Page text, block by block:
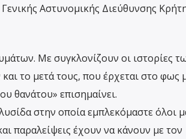
Αστυνομικής Διεύθυνσης
Με συγκλονίζουν οι ιστορίες
το μετά τους, που έρχεται στο φως
θανάτου» επισημαίνει.
στην οποία εμπλεκόμαστε όλοι
παραλείψεις έχουν να κάνουν με τον